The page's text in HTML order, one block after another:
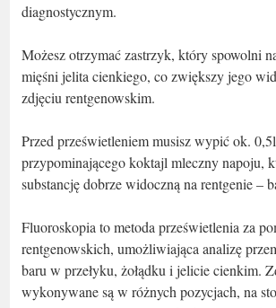
diagnostycznym.
Możesz otrzymać zastrzyk, który spowolni
mięśni jelita cienkiego, co zwiększy jego
zdjęciu rentgenowskim.
Przed prześwietleniem musisz wypić ok. 0,5l
przypominającego koktajl mleczny napoju,
substancję dobrze widoczną na rentgenie –
Fluoroskopia to metoda prześwietlenia za
rentgenowskich, umożliwiająca analizę
baru w przełyku, żołądku i jelicie cienkim.
wykonywane są w różnych pozycjach, na